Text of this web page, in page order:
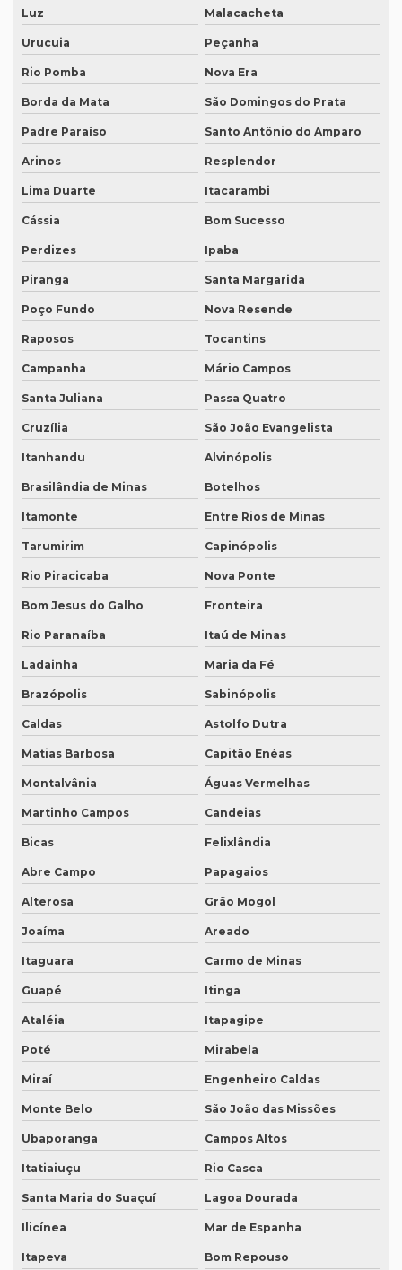
Intérprete remoto
Intérprete para reuniões
Intérprete para seminários
Intérprete simultâneo em bh
Intérprete simultâneo espanhol em bh
Intérprete simultâneo espanhol rio de janeiro
Intérprete simultâneo inglês em bh
Intérprete simultâneo inglês rj
Intérprete de videoconferência
Intérpretes para conferências
Intérpretes para eventos corporativos
Lauda de tradução
Legendagem em espanhol
Legendagem em inglês
Legendagem em português
Legendagem preço por minuto
Legendagem profissional
Legendagem rio de janeiro
Locação sistema infravermelho para tradução simultânea
Localização de software
Melhor empresa de tradução em df
Melhor empresa de transcrição de áudio whatsapp
Melhor tradução simultânea
O que é degravação de áudio
O que é degravação de vídeo
O que significa tradução juramentada
O que significa tradução juramentada em inglês
O que é tradução simultânea
O que é tradução técnica
O que é um tradutor técnico?
Onde encontrar um tradutor juramentado?
Onde fazer tradução de artigos em inglês
Luz Malacacheta
Urucuia Peçanha
Rio Pomba Nova Era
Borda da Mata São Domingos do Prata
Padre Paraíso Santo Antônio do Amparo
Arinos Resplendor
Lima Duarte Itacarambi
Cássia Bom Sucesso
Perdizes Ipaba
Piranga Santa Margarida
Poço Fundo Nova Resende
Raposos Tocantins
Campanha Mário Campos
Santa Juliana Passa Quatro
Cruzília São João Evangelista
Itanhandu Alvinópolis
Brasilândia de Minas Botelhos
Itamonte Entre Rios de Minas
Tarumirim Capinópolis
Rio Piracicaba Nova Ponte
Bom Jesus do Galho Fronteira
Rio Paranaíba Itaú de Minas
Ladainha Maria da Fé
Brazópolis Sabinópolis
Caldas Astolfo Dutra
Matias Barbosa Capitão Enéas
Montalvânia Águas Vermelhas
Martinho Campos Candeias
Bicas Felixlândia
Abre Campo Papagaios
Alterosa Grão Mogol
Joaíma Areado
Itaguara Carmo de Minas
Guapé Itinga
Ataléia Itapagipe
Poté Mirabela
Miraí Engenheiro Caldas
Monte Belo São João das Missões
Ubaporanga Campos Altos
Itatiaiuçu Rio Casca
Santa Maria do Suaçuí Lagoa Dourada
Ilicínea Mar de Espanha
Itapeva Bom Repouso